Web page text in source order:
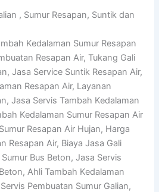
, Sumur Resapan, Suntik dan
Kedalaman Sumur Resapan
Resapan Air, Tukang Gali
Jasa Service Suntik Resapan Air,
Resapan Air, Layanan
Jasa Servis Tambah Kedalaman
Kedalaman Sumur Resapan Air
Resapan Air Hujan, Harga
Resapan Air, Biaya Jasa Gali
Bus Beton, Jasa Servis
Ahli Tambah Kedalaman
Pembuatan Sumur Galian,